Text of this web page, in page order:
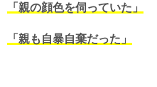
「親の顔色を伺っていた」
「親も自暴自棄だった」